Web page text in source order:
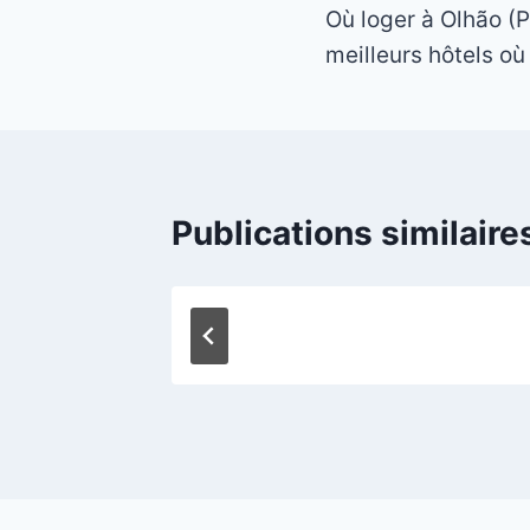
de
Où loger à Olhão
meilleurs hôtels
Publications